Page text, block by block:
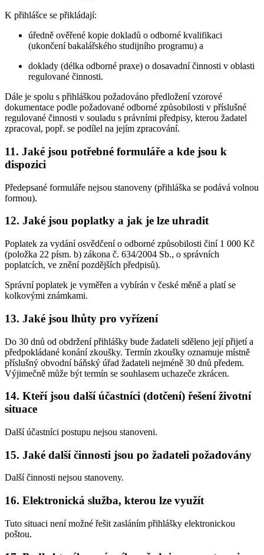
K přihlášce se přikládají:
úředně ověřené kopie dokladů o odborné kvalifikaci
(ukončení bakalářského studijního programu) a
doklady (délka odborné praxe) o dosavadní činnosti v oblasti
regulované činnosti.
Dále je spolu s přihláškou požadováno předložení vzorové
dokumentace podle požadované odborné způsobilosti v příslušné
regulované činnosti v souladu s právními předpisy, kterou žadatel
zpracoval, popř. se podílel na jejím zpracování.
11. Jaké jsou potřebné formuláře a kde jsou k
dispozici
Předepsané formuláře nejsou stanoveny (přihláška se podává volnou
formou).
12. Jaké jsou poplatky a jak je lze uhradit
Poplatek za vydání osvědčení o odborné způsobilosti činí 1 000 Kč
(položka 22 písm. b) zákona č. 634/2004 Sb., o správních
poplatcích, ve znění pozdějších předpisů).
Správní poplatek je vyměřen a vybírán v české měně a platí se
kolkovými známkami.
13. Jaké jsou lhůty pro vyřízení
Do 30 dnů od obdržení přihlášky bude žadateli sděleno její přijetí a
předpokládané konání zkoušky. Termín zkoušky oznamuje místně
příslušný obvodní báňský úřad žadateli nejméně 30 dnů předem.
Výjimečně může být termín se souhlasem uchazeče zkrácen.
14. Kteří jsou další účastníci (dotčení) řešení životní
situace
Další účastníci postupu nejsou stanoveni.
15. Jaké další činnosti jsou po žadateli požadovány
Další činnosti nejsou stanoveny.
16. Elektronická služba, kterou lze využít
Tuto situaci není možné řešit zasláním přihlášky elektronickou
poštou.